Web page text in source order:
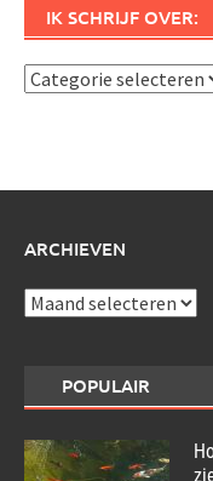
IK SCHRIJF OVER:
Ik
ARCHIEVEN
Archieven
POPULAIR